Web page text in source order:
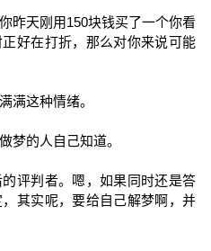
昨天刚用150块钱买了一个你看
好在打折，那么对你来说可能
满这种情绪。
梦的人自己知道。
评判者。嗯，如果同时还是答
其实呢，要给自己解梦啊，并